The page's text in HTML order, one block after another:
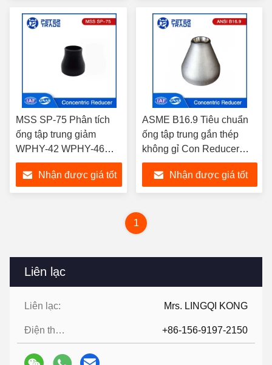
Liên lạc
Liên lạc: Mrs. LINGQI KONG
Điện thoại: +86-156-9197-2150
MSS SP-75 Phân tích
ống tập trung giảm
WPHY-42 WPHY-46
WPHY-52 Kháng ăn
mòn
Nhận được giá tốt
ASME B16.9 Tiêu chuẩn
ống tập trung gắn thép
không gỉ Con Reducer
Sch 40 cho ngành công
nghiệp dầu khí
Nhận được giá tốt
1